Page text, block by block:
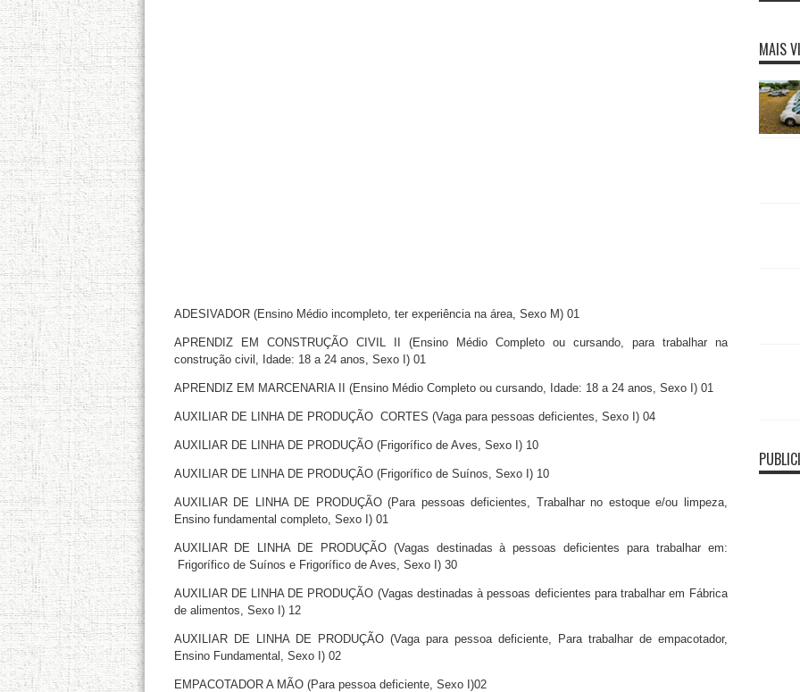
ADESIVADOR (Ensino Médio incompleto, ter experiência na área, Sexo M) 01
APRENDIZ EM CONSTRUÇÃO CIVIL II (Ensino Médio Completo ou cursando, para trabalhar na
construção civil, Idade: 18 a 24 anos, Sexo I) 01
APRENDIZ EM MARCENARIA II (Ensino Médio Completo ou cursando, Idade: 18 a 24 anos, Sexo I) 01
AUXILIAR DE LINHA DE PRODUÇÃO  CORTES (Vaga para pessoas deficientes, Sexo I) 04
AUXILIAR DE LINHA DE PRODUÇÃO (Frigorífico de Aves, Sexo I) 10
AUXILIAR DE LINHA DE PRODUÇÃO (Frigorífico de Suínos, Sexo I) 10
AUXILIAR DE LINHA DE PRODUÇÃO (Para pessoas deficientes, Trabalhar no estoque e/ou limpeza,
Ensino fundamental completo, Sexo I) 01
AUXILIAR DE LINHA DE PRODUÇÃO (Vagas destinadas à pessoas deficientes para trabalhar em:
Frigorífico de Suínos e Frigorífico de Aves, Sexo I) 30
AUXILIAR DE LINHA DE PRODUÇÃO (Vagas destinadas à pessoas deficientes para trabalhar em Fábrica
de alimentos, Sexo I) 12
AUXILIAR DE LINHA DE PRODUÇÃO (Vaga para pessoa deficiente, Para trabalhar de empacotador,
Ensino Fundamental, Sexo I) 02
EMPACOTADOR A MÃO (Para pessoa deficiente, Sexo I)02
MAIS